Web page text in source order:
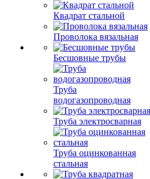
Квадрат стальной
Проволока вязальная
Бесшовные трубы
Труба
водогазопроводная
Труба электросварная
Труба оцинкованная
стальная